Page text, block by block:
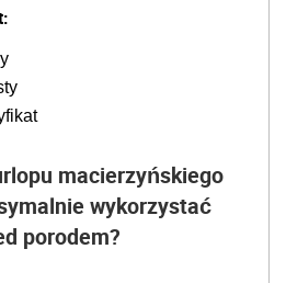
macierzyńskiego
wykorzystać
porodem?